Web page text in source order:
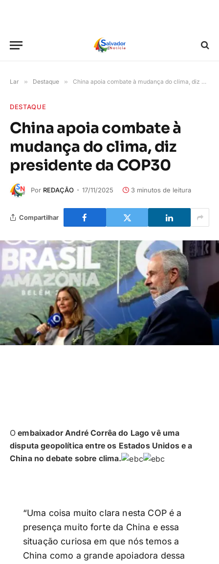
Lar » Destaque » China apoia combate à mudança do clima, diz presidente da COP30
DESTAQUE
China apoia combate à
mudança do clima, diz
presidente da COP30
Por REDAÇÃO 17/11/2025 3 minutos de leitura
Compartilhar
Oembaixador André Corrêa do Lago vê uma
disputa geopolítica entre os Estados Unidos e a
China no debate sobre clima.
“Uma coisa muito clara nesta COP é a
presença muito forte da China e essa
situação curiosa em que nós temos a
China como a grande apoiadora dessa